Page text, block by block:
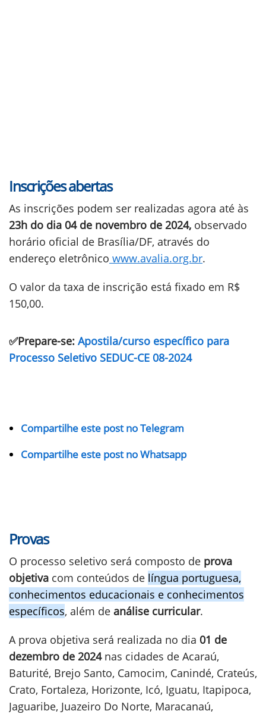
Inscrições abertas
As inscrições podem ser realizadas agora até às
23h do dia 04 de novembro de 2024, observado
horário oficial de Brasília/DF, através do
endereço eletrônico www.avalia.org.br.
O valor da taxa de inscrição está fixado em R$
150,00.
✅Prepare-se: Apostila/curso específico para
Processo Seletivo SEDUC-CE 08-2024
Compartilhe este post no Telegram
Compartilhe este post no Whatsapp
Provas
O processo seletivo será composto de prova
objetiva com conteúdos de língua portuguesa,
conhecimentos educacionais e conhecimentos
específicos, além de análise curricular.
A prova objetiva será realizada no dia 01 de
dezembro de 2024 nas cidades de Acaraú,
Baturité, Brejo Santo, Camocim, Canindé, Crateús,
Crato, Fortaleza, Horizonte, Icó, Iguatu, Itapipoca,
Jaguaribe, Juazeiro Do Norte, Maracanaú,